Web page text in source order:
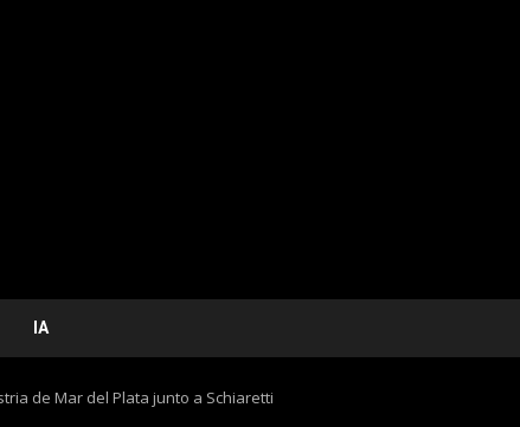
IA
de Mar del Plata junto a Schiaretti